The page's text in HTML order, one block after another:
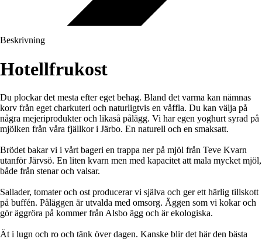
Beskrivning
Hotellfrukost
Du plockar det mesta efter eget behag. Bland det varma kan nämnas
korv från eget charkuteri och naturligtvis en våffla. Du kan välja på
några mejeriprodukter och likaså pålägg. Vi har egen yoghurt syrad på
mjölken från våra fjällkor i Järbo. En naturell och en smaksatt.
Brödet bakar vi i vårt bageri en trappa ner på mjöl från Teve Kvarn
utanför Järvsö. En liten kvarn men med kapacitet att mala mycket mjöl,
både från stenar och valsar.
Sallader, tomater och ost producerar vi själva och ger ett härlig tillskott
på buffén. Påläggen är utvalda med omsorg. Äggen som vi kokar och
gör äggröra på kommer från Alsbo ägg och är ekologiska.
Ät i lugn och ro och tänk över dagen. Kanske blir det här den bästa